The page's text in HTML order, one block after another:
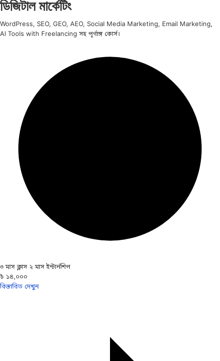
ডিজিটাল মার্কেটিং
WordPress, SEO, GEO, AEO, Social Media Marketing, Email Marketing,
AI Tools with Freelancing সহ পূর্ণাঙ্গ কোর্স।
৩ মাস ক্লাস ২ মাস ইন্টার্নশিপ
৳ ১৪,০০০
বিস্তারিত দেখুন